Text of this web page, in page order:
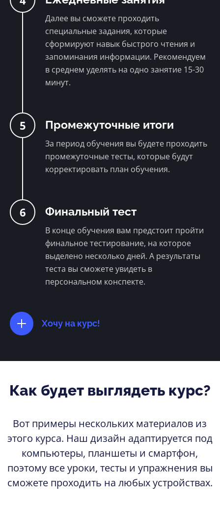
Далее вы сможете проходить
специальные задания, которые
сформируют навык быстрого чтения и
запоминания информации. Рекомендуем
в среднем уделять на одно занятие 15-30
минут.
5 Промежуточные итоги
За период обучения вы будете проходить
промежуточные тесты, которые будут
корректировать план обучения.
6 Финальный тест
В конце обучения вам предстоит пройти
финальное тестирование, на которое
выделено несколько дней. А результаты
теста вы сможете увидеть в
персональном конспекте.
Хочу на курс!
Как будет выглядеть курс?
Вот примеры нескольких материалов из
этого курса. Наш дизайн адаптируется под
компьютеры, планшеты и смартфон,
поэтому все уроки, тесты и упражнения вы
сможете проходить на любых устройствах.
Ясно, продолжить